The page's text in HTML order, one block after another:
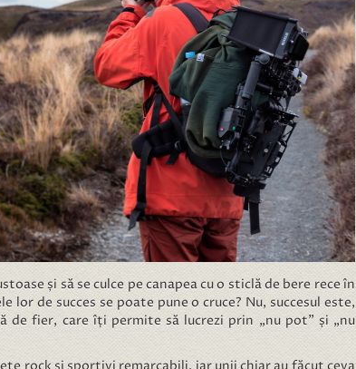
și să se culce pe canapea cu o sticlă de bere rece în
lor de succes se poate pune o cruce? Nu, succesul este,
fier, care îți permite să lucrezi prin „nu pot” și „nu